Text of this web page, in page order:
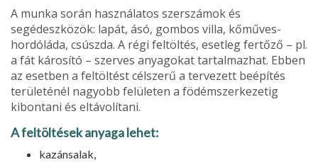
A munka során használatos szerszámok és
segédeszközök: lapát, ásó, gombos villa, kőműves-
hordóláda, csúszda. A régi feltöltés, esetleg fertőző – pl.
a fát károsító – szer­ves anyagokat tartalmazhat. Ebben
az esetben a feltöltést célszerű a tervezett beépítés
területénél nagyobb felületen a födémszerkezetig
kibontani és eltávolítani.
A feltöltések anyaga lehet:
kazánsalak,